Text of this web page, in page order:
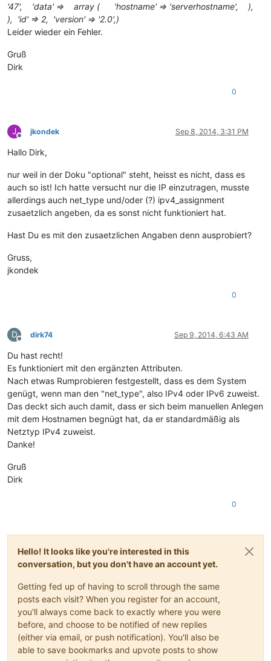
'47', 'data' => array ( 'hostname' => 'serverhostname', ),
), 'id' => 2, 'version' => '2.0',)
Leider wieder ein Fehler.
Gruß
Dirk
0
J
Offline
jkondek Sep 8, 2014, 3:31 PM
Hallo Dirk,
nur weil in der Doku "optional" steht, heisst es nicht, dass es
auch so ist! Ich hatte versucht nur die IP einzutragen, musste
allerdings auch net_type und/oder (?) ipv4_assignment
zusaetzlich angeben, da es sonst nicht funktioniert hat.
Hast Du es mit den zusaetzlichen Angaben denn ausprobiert?
Gruss,
jkondek
0
D
Offline
dirk74 Sep 9, 2014, 6:43 AM
Du hast recht!
Es funktioniert mit den ergänzten Attributen.
Nach etwas Rumprobieren festgestellt, dass es dem System
genügt, wenn man den "net_type", also IPv4 oder IPv6 zuweist.
Das deckt sich auch damit, dass er sich beim manuellen Anlegen
mit dem Hostnamen begnügt hat, da er standardmäßig als
Netztyp IPv4 zuweist.
Danke!
Gruß
Dirk
0
Hello! It looks like you're interested in this
conversation, but you don't have an account yet.
Getting fed up of having to scroll through the same
posts each visit? When you register for an account,
you'll always come back to exactly where you were
before, and choose to be notified of new replies
(either via email, or push notification). You'll also be
able to save bookmarks and upvote posts to show